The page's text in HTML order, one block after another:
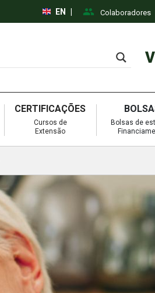
Colaboradores
EN
CERTIFICAÇÕES
Cursos de
Extensão
Bolsas de